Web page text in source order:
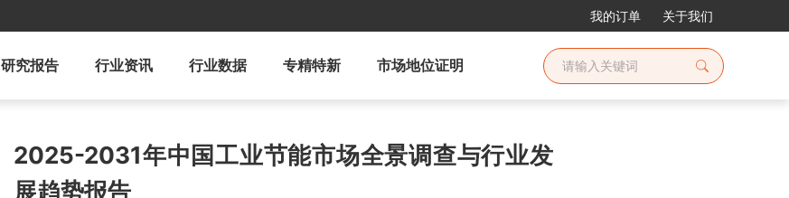
我的订单 关于我们
研究报告 行业资讯 行业数据 专精特新 市场地位证明
2025-2031年中国工业节能市场全景调查与行业发
展趋势报告